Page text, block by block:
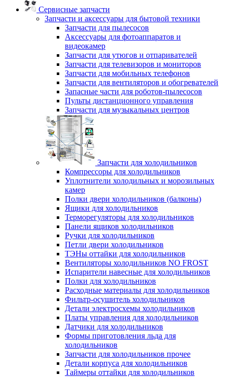
Сервисные запчасти
Запчасти и аксессуары для бытовой техники
Запчасти для пылесосов
Аксессуары для фотоаппаратов и
видеокамер
Запчасти для утюгов и отпаривателей
Запчасти для телевизоров и мониторов
Запчасти для мобильных телефонов
Запчасти для вентиляторов и обогревателей
Запасные части для роботов-пылесосов
Пульты дистанционного управления
Запчасти для музыкальных центров
Запчасти для холодильников
Компрессоры для холодильников
Уплотнители холодильных и морозильных
камер
Полки двери холодильников (балконы)
Ящики для холодильников
Терморегуляторы для холодильников
Панели ящиков холодильников
Ручки для холодильников
Петли двери холодильников
ТЭНы оттайки для холодильников
Вентиляторы холодильников NO FROST
Испарители навесные для холодильников
Полки для холодильников
Расходные материалы для холодильников
Фильтр-осушитель холодильников
Детали электросхемы холодильников
Платы управления для холодильников
Датчики для холодильников
Формы приготовления льда для
холодильников
Запчасти для холодильников прочее
Детали корпуса для холодильников
Таймеры оттайки для холодильников